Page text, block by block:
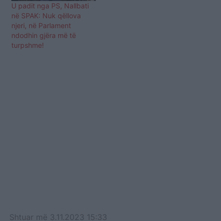
U padit nga PS, Nallbati
në SPAK: Nuk qëllova
njeri, në Parlament
ndodhin gjëra më të
turpshme!
Shtuar më 3.11.2023 15:33